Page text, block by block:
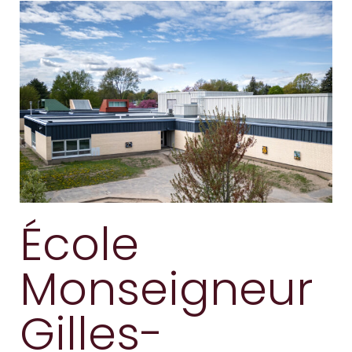
École
Monseigneur
Gilles-